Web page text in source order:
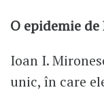
O epidemie
Ioan I.
unic, în care